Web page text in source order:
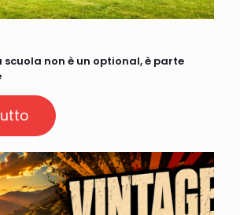
non è un optional, è parte